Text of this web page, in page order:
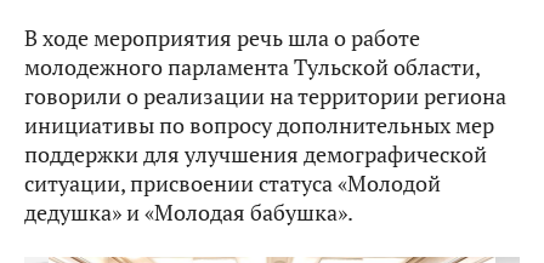
В ходе мероприятия речь шла о работе
молодежного парламента Тульской области,
говорили о реализации на территории региона
инициативы по вопросу дополнительных мер
поддержки для улучшения демографической
ситуации, присвоении статуса «Молодой
дедушка» и «Молодая бабушка».